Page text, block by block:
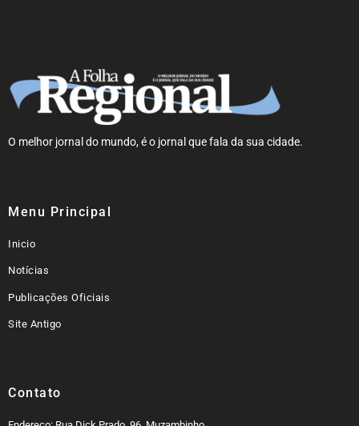
O melhor jornal do mundo, é o jornal que fala da sua cidade.
Menu Principal
Inicio
Notícias
Publicações Oficiais
Site Antigo
Contato